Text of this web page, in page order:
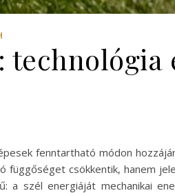
fenntartható módon
csökkentik, hanem
a szél energiáját mechanikai